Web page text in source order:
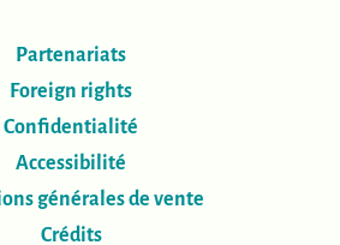
Partenariats
Foreign rights
Confidentialité
Accessibilité
générales de vente
Crédits